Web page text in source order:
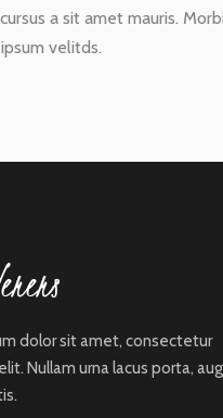
a sit amet mauris. Morbi
velitds.
dolor sit amet, consectetur
Nullam urna lacus porta,